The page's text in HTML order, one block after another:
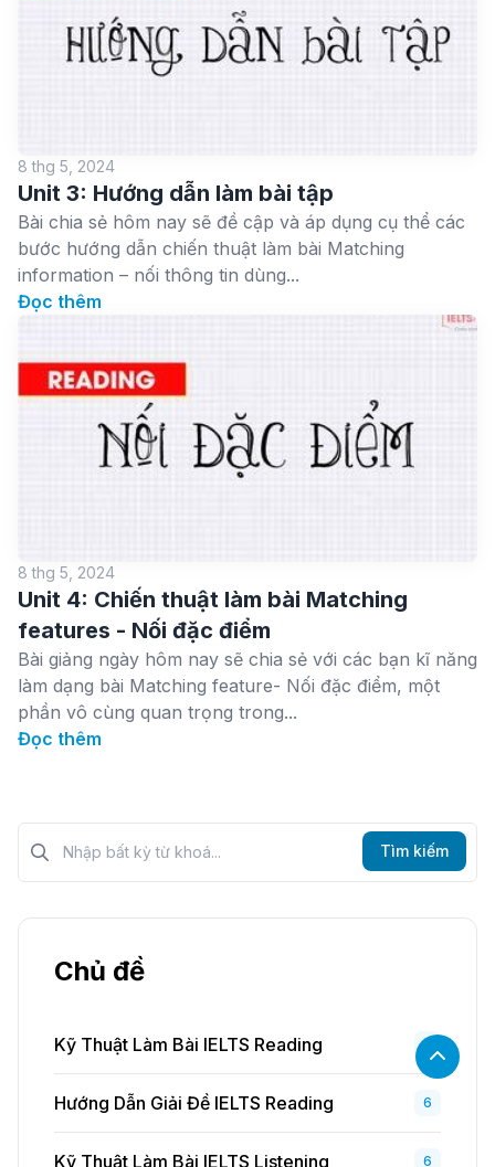
8 thg 5, 2024
Unit 3: Hướng dẫn làm bài tập
Bài chia sẻ hôm nay sẽ đề cập và áp dụng cụ thể các
bước hướng dẫn chiến thuật làm bài Matching
information – nối thông tin dùng...
Đọc thêm
8 thg 5, 2024
Unit 4: Chiến thuật làm bài Matching
features - Nối đặc điểm
Bài giảng ngày hôm nay sẽ chia sẻ với các bạn kĩ năng
làm dạng bài Matching feature- Nối đặc điểm, một
phần vô cùng quan trọng trong...
Đọc thêm
Tìm kiếm?>
Tìm kiếm
Chủ đề
Kỹ Thuật Làm Bài IELTS Reading 5
Hướng Dẫn Giải Đề IELTS Reading 6
Kỹ Thuật Làm Bài IELTS Listening 6